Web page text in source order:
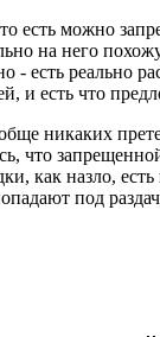
есть можно
на него
- есть реально
и есть что
никаких
что
как назло, есть
под